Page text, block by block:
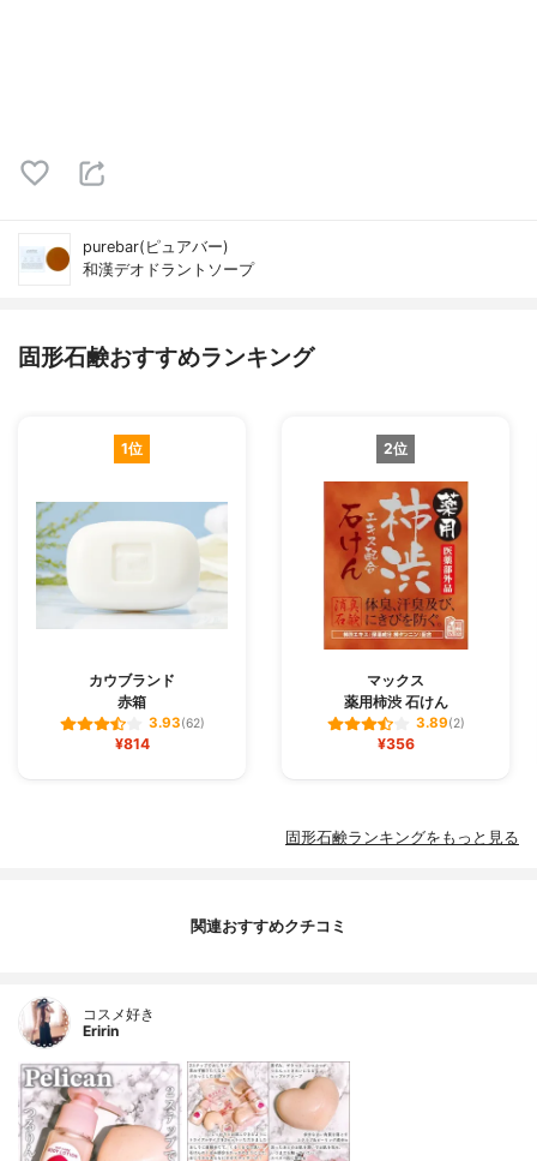
purebar(ピュアバー)
和漢デオドラントソープ
固形石鹸おすすめランキング
1位
カウブランド
赤箱
3.93(62)
¥814
2位
マックス
薬用柿渋 石けん
3.89(2)
¥356
固形石鹸ランキングをもっと見る
関連おすすめクチコミ
コスメ好き
Eririn